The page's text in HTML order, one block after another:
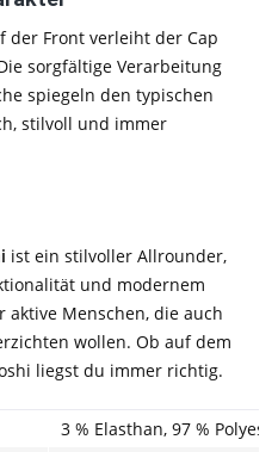
der Front verleiht der Cap
sorgfältige Verarbeitung
spiegeln den typischen
stilvoll und immer
ist ein stilvoller Allrounder,
und modernem
aktive Menschen, die auch
wollen. Ob auf dem
liegst du immer richtig.
3 % Elasthan, 97 %